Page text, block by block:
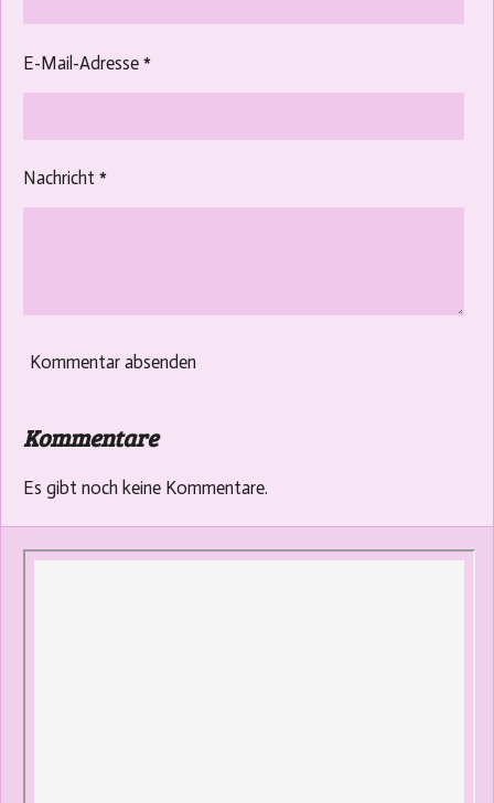
E-Mail-Adresse *
Nachricht *
Kommentar absenden
Kommentare
Es gibt noch keine Kommentare.